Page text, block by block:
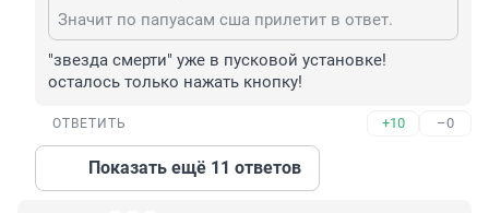
Значит по папуасам сша прилетит в ответ.
"звезда смерти" уже в пусковой установке!
осталось только нажать кнопку!
ОТВЕТИТЬ +10 –0
Показать ещё 11 ответов